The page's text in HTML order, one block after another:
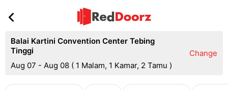
Balai Kartini Convention Center Tebing
Tinggi
Aug 07 - Aug 08 ( 1 Malam, 1 Kamar, 2 Tamu )
Change